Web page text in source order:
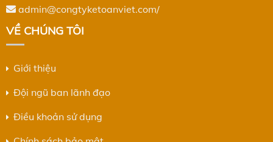
admin@congtyketoanviet.com/
VỀ CHÚNG TÔI
Giới thiệu
Đội ngũ ban lãnh đạo
Điều khoản sử dụng